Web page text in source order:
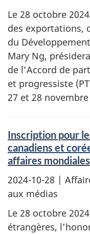
Le 28 octobre
des exportations,
du
Mary Ng,
de l’Accord de
et progressiste
27 et 28 novembre
Inscription pour
canadiens et
affaires
2024-10-28 |
aux médias
Le 28 octobre
étrangères,